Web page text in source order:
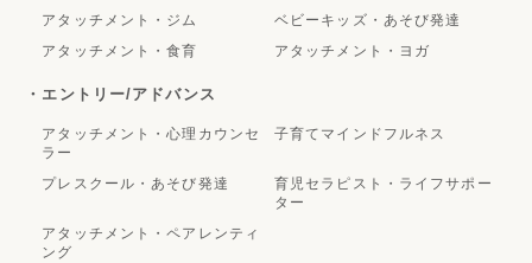
アタッチメント・ジム
ベビーキッズ・あそび発達
アタッチメント・食育
アタッチメント・ヨガ
・エントリー/アドバンス
アタッチメント・心理カウンセ
ラー
子育てマインドフルネス
プレスクール・あそび発達
育児セラピスト・ライフサポー
ター
アタッチメント・ペアレンティ
ング